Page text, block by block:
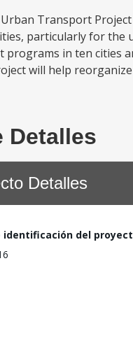
Transport
particularly for
programs in ten cities
will help reorganize
Detalles
Detalles
identificación del